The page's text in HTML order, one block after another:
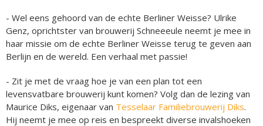
- Wel eens gehoord van de echte Berliner Weisse? Ulrike
Genz, oprichtster van brouwerij Schneeeule neemt je mee in
haar missie om de echte Berliner Weisse terug te geven aan
Berlijn en de wereld. Een verhaal met passie!
- Zit je met de vraag hoe je van een plan tot een
levensvatbare brouwerij kunt komen? Volg dan de lezing van
Maurice Diks, eigenaar van Tesselaar Familiebrouwerij Diks.
Hij neemt je mee op reis en bespreekt diverse invalshoeken